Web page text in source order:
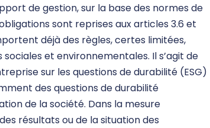
de gestion, sur la base des normes de
sont reprises aux articles 3.6 et
déjà des règles, certes limitées,
et environnementales. Il s’agit de
sur les questions de durabilité (ESG)
des questions de durabilité
de la société. Dans la mesure
résultats ou de la situation des